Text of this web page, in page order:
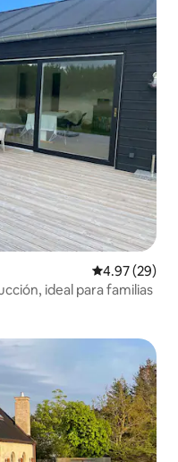
Calificación
4.97 (29)
ideal para familias